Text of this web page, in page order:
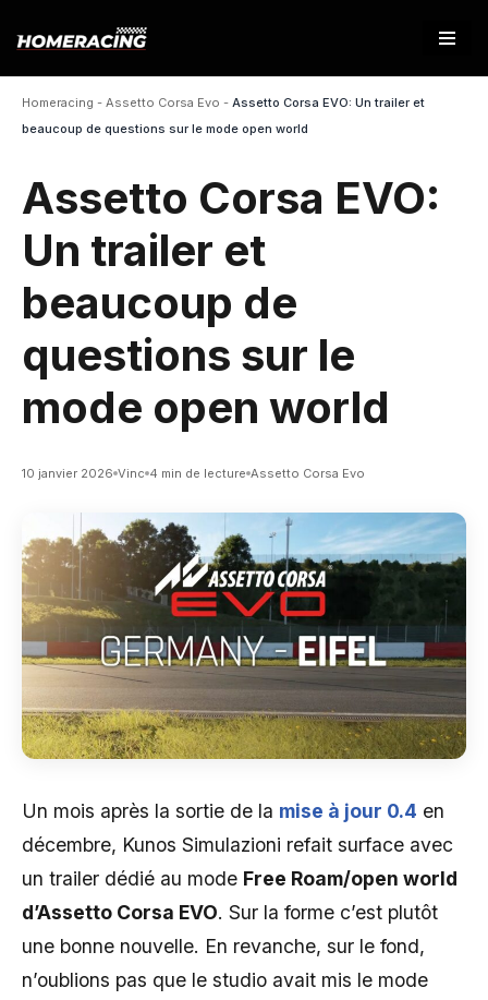
contenu
Homeracing - Assetto Corsa Evo - Assetto Corsa EVO: Un trailer et
beaucoup de questions sur le mode open world
Assetto Corsa EVO:
Un trailer et
beaucoup de
questions sur le
mode open world
10 janvier 2026 Vinc 4 min de lecture Assetto Corsa Evo
Un mois après la sortie de la mise à jour 0.4 en
décembre, Kunos Simulazioni refait surface avec
un trailer dédié au mode Free Roam/open world
d’Assetto Corsa EVO. Sur la forme c’est plutôt
une bonne nouvelle. En revanche, sur le fond,
n’oublions pas que le studio avait mis le mode